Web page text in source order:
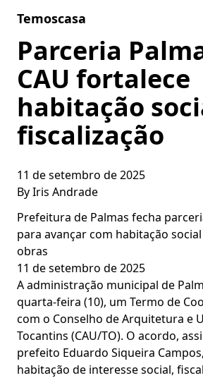
Temoscasa
Parceria
CAU fortalece
habitação
fiscalização
11 de setembro de 2025
ByIris Andrade
Prefeitura de Palmas fecha
para avançar com habitação
obras
11 de setembro de 2025
A administração municipal de
quarta-feira (10), um Termo de
com o Conselho de Arquitetura e
Tocantins (CAU/TO). O acordo,
prefeito Eduardo Siqueira
habitação de interesse social,